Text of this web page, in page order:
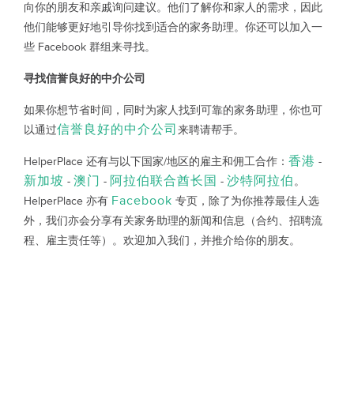
向你的朋友和亲戚询问建议。他们了解你和家人的需求，因此
他们能够更好地引导你找到适合的家务助理。你还可以加入一
些 Facebook 群组来寻找。
寻找信誉良好的中介公司
如果你想节省时间，同时为家人找到可靠的家务助理，你也可
以通过信誉良好的中介公司 来聘请帮手。
HelperPlace 还有与以下国家/地区的雇主和佣工合作： 香港 -
新加坡 - 澳门 - 阿拉伯联合酋长国 - 沙特阿拉伯。
HelperPlace 亦有 Facebook 专页，除了为你推荐最佳人选
外，我们亦会分享有关家务助理的新闻和信息（合约、招聘流
程、雇主责任等）。欢迎加入我们，并推介给你的朋友。